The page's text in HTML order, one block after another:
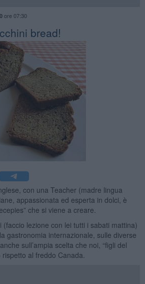
ore 07:30
bread!
con una Teacher (madre lingua
appassionata ed esperta in dolci, è
che si viene a creare.
(faccio lezione con lei tutti i sabati mattina)
gastronomia internazionale, sulle diverse
sull’ampia scelta che noi, “figli del
al freddo Canada.